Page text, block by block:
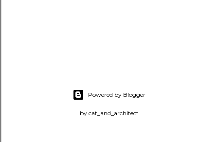
Powered by Blogger
by cat_and_architect